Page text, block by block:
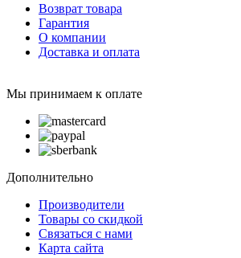
Возврат товара
Гарантия
О компании
Доставка и оплата
Мы принимаем к оплате
Дополнительно
Производители
Товары со скидкой
Связаться с нами
Карта сайта